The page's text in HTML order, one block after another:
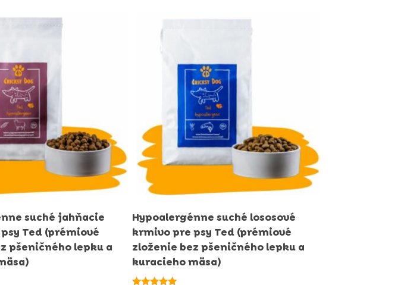
suché jahňacie
Ted (prémiové
pšeničného lepku a
Hypoalergénne suché lososové
krmivo pre psy Ted (prémiové
zloženie bez pšeničného lepku a
kuracieho mäsa)